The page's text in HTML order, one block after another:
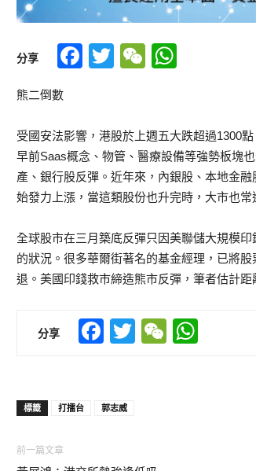
分享 Facebook
TwitterWeChat
熊二倒數
受國安法影響，港股於上週五大跌超過1300
早前Saas概念、物管、醫療設備等強勢板塊
產、銀行股反彈。近年來，內銀股、本地金
始發力上漲，當這類股份也升完時，大市也常
全球股市在三月築底反彈只因美聯儲大規模
的狀況。很多華爾街著名的基金經理，已將
退。美國印錢救市締造熊市反彈，筆者估計
分享 Facebook
TwitterWeChat
標籤 打擂台 郭志威
前一篇文章